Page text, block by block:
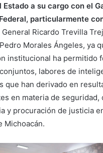
Estado a su cargo con el
particularmente
General Ricardo Trevilla
Morales Ángeles, ya
institucional ha permitido
labores de
que han derivado en
en materia de seguridad,
y procuración de justicia
Michoacán.